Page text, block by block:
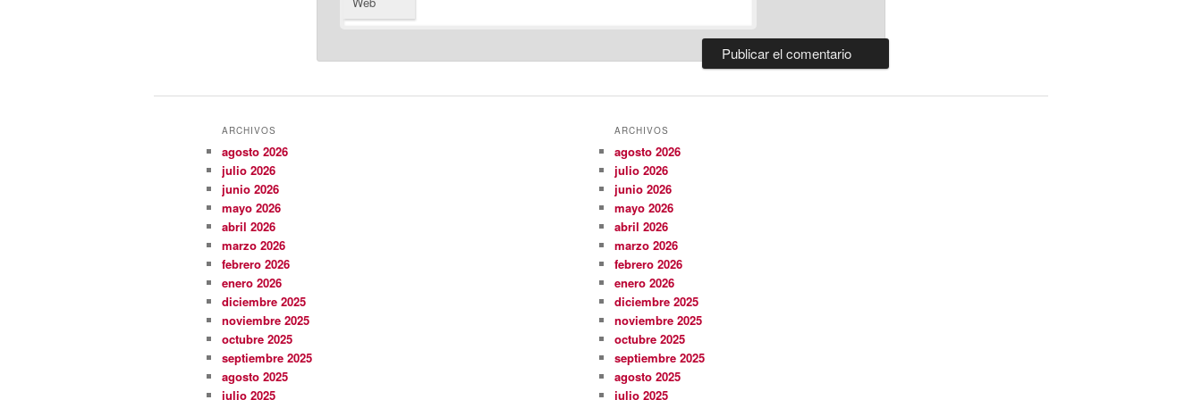
ARCHIVOS
agosto 2026
julio 2026
junio 2026
mayo 2026
abril 2026
marzo 2026
febrero 2026
enero 2026
diciembre 2025
noviembre 2025
octubre 2025
septiembre 2025
agosto 2025
julio 2025
ARCHIVOS
agosto 2026
julio 2026
junio 2026
mayo 2026
abril 2026
marzo 2026
febrero 2026
enero 2026
diciembre 2025
noviembre 2025
octubre 2025
septiembre 2025
agosto 2025
julio 2025